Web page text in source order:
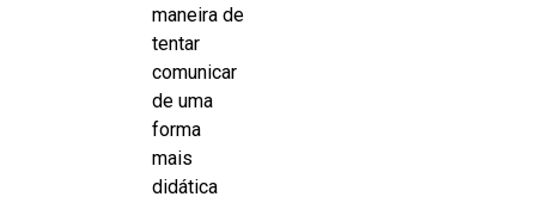
maneira de
tentar
comunicar
de uma
forma
mais
didática